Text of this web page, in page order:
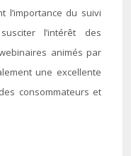
l’importance du suivi
l’intérêt des
animés par
une excellente
consommateurs et